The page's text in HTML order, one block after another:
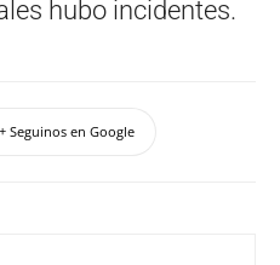
hubo incidentes.
+ Seguinos en Google